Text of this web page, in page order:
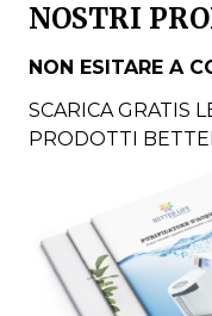
NOSTRI
NON ESITARE A
SCARICA GRATIS
PRODOTTI